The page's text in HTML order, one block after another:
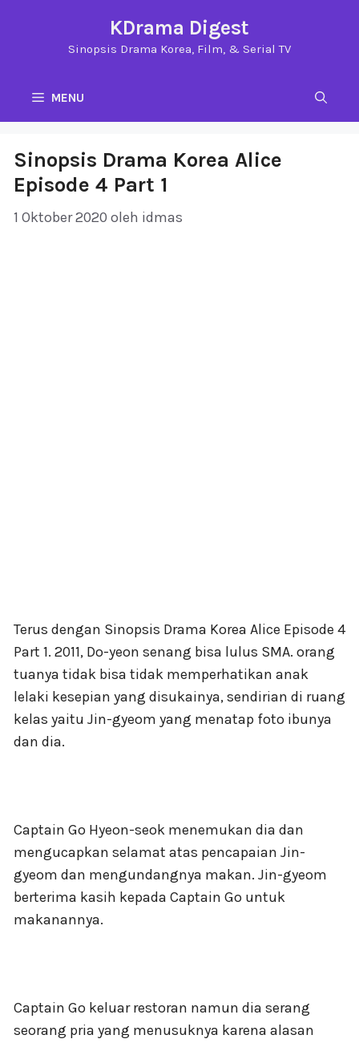
KDrama Digest
Sinopsis Drama Korea, Film, & Serial TV
MENU
Sinopsis Drama Korea Alice
Episode 4 Part 1
1 Oktober 2020 oleh idmas
Terus dengan Sinopsis Drama Korea Alice Episode 4
Part 1. 2011, Do-yeon senang bisa lulus SMA. orang
tuanya tidak bisa tidak memperhatikan anak
lelaki kesepian yang disukainya, sendirian di ruang
kelas yaitu Jin-gyeom yang menatap foto ibunya
dan dia.
Captain Go Hyeon-seok menemukan dia dan
mengucapkan selamat atas pencapaian Jin-
gyeom dan mengundangnya makan. Jin-gyeom
berterima kasih kepada Captain Go untuk
makanannya.
Captain Go keluar restoran namun dia serang
seorang pria yang menusuknya karena alasan